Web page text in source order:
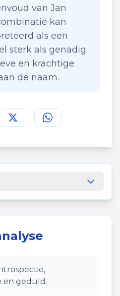
van Jan
kan
als een
sterk als genadig
en krachtige
de naam.
pagina op
Deel deze pagina op
Deel deze pagina
en geduld.